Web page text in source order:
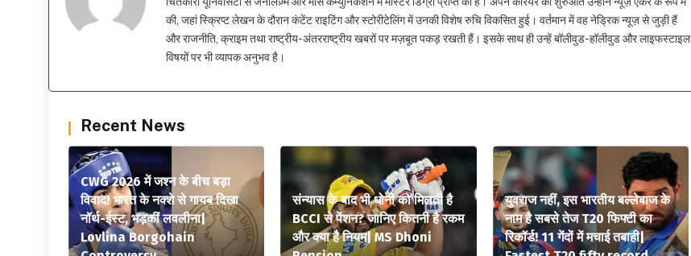
की, जहां स्क्रिप्ट लेखन के दौरान कंटेंट राइटिंग और स्टोरीटेलिंग में उनकी विशेष रुचि विकसित हुई। वर्तमान में वह नेड्रिक न्यूज़ से जुड़ी हैं
और राजनीति, क्राइम तथा राष्ट्रीय-अंतरराष्ट्रीय खबरों पर मज़बूत पकड़ रखती हैं। इसके साथ ही उन्हें बॉलीवुड-हॉलीवुड और लाइफस्टाइल
विषयों पर भी व्यापक अनुभव है।
Recent News
CWG 2026 में जश्न के बीच बड़ा
विवाद! भारत के नक्शे से गायब दिखा
नॉर्थ-ईस्ट, भड़कीं लवलीना|
Lovlina Borgohain
संन्यास के बाद भी धोनी को मिलती है
BCCI से पेंशन? जानिए कितनी है रकम
और क्या है नियम| MS Dhoni
युवराज नहीं, इस भारतीय बल्लेबाज के
नाम है सबसे तेज T20 फिफ्टी का
रिकॉर्ड! 11 गेंदों में मचाई तबाही|